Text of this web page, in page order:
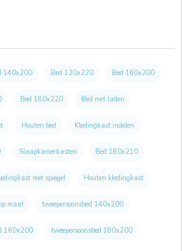
140x200 Bed 120x220 Bed 160x200
Bed 180x220 Bed met laden
Houten bed Kledingkast indelen
Slaapkamerkasten Bed 180x210
met spiegel Houten kledingkast
maat tweepersoonsbed 140x200
160x200 tweepersoonsbed 180x200